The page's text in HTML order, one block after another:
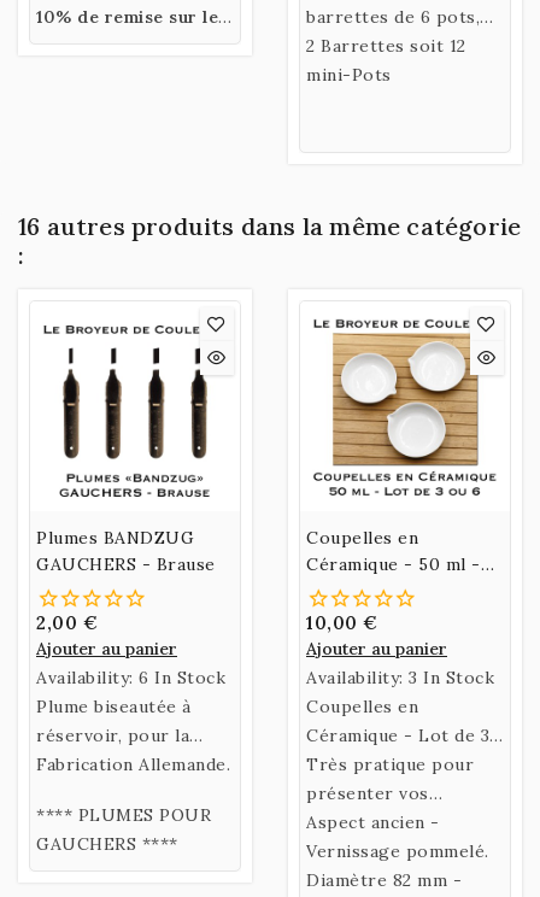
d'Huitres
10% de remise sur les
pigments DAMOUR
barrettes de 6 pots,
facilement détachables
à l'aide de ciseaux ou
2 Barrettes soit 12
mini-Pots
16 autres produits dans la même catégorie
:
Plumes BANDZUG
GAUCHERS - Brause
2,00 €
Ajouter au panier
Availability: 6 In Stock
Plume biseautée à
réservoir, pour la
calligraphie latine. Par
et la précision de ses
déliés, elle donne des
Fabrication Allemande.
**** PLUMES POUR
GAUCHERS ****
Coupelles en
Céramique - 50 ml -
Lot de 3 ou Lot de 6
10,00 €
Ajouter au panier
Availability: 3 In Stock
Coupelles en
Céramique - Lot de 3
ou 6 Coupelles
Très pratique pour
présenter vos
pigments lors
d'exposition.
Aspect ancien -
Vernissage pommelé.
Diamètre 82 mm -